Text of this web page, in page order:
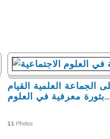
الجماعة العلمية القيام
بثورة معرفية في العلوم
11 Photos